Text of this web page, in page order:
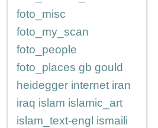
foto_misc
foto_my_scan
foto_people
foto_places gb gould
heidegger internet iran
iraq islam islamic_art
islam_text-engl ismaili